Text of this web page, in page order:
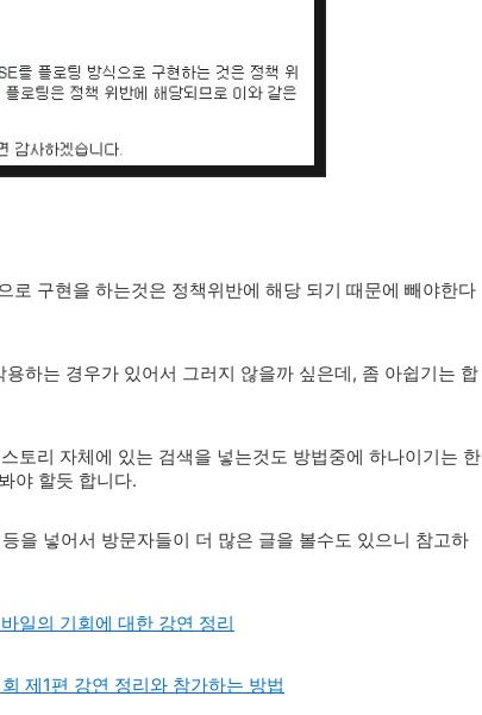
로 구현을 하는것은 정책위반에 해당 되기 때문에 빼야한다
하는 경우가 있어서 그러지 않을까 싶은데, 좀 아쉽기는 합
토리 자체에 있는 검색을 넣는것도 방법중에 하나이기는 한
야 할듯 합니다.
을 넣어서 방문자들이 더 많은 글을 볼수도 있으니 참고하
일의 기회에 대한 강연 정리
제1편 강연 정리와 참가하는 방법